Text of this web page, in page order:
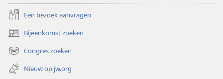
Een bezoek aanvragen
Bijeenkomst zoeken
(opent
nieuw
venster)
Congres zoeken
(opent
nieuw
venster)
Nieuw op jw.org